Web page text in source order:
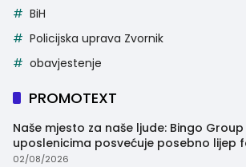
BiH
Policijska uprava Zvornik
obavjestenje
PROMOTEXT
Naše mjesto za naše ljude: Bingo
uposlenicima posvećuje posebno lijep
trenutak
02/08/2026